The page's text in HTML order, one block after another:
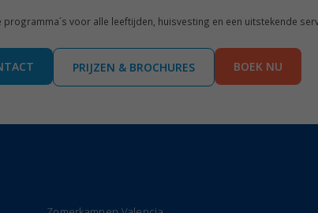
programma´s voor alle leeftijden, huisvesting en een uitstekende
PRIJZEN & BROCHURES BOEK NU